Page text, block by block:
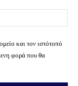
και τον ιστότοπό
φορά που θα